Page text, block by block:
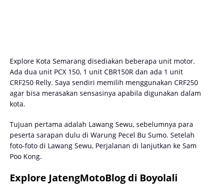
Explore Kota Semarang disediakan beberapa unit motor.
Ada dua unit PCX 150, 1 unit CBR150R dan ada 1 unit
CRF250 Relly. Saya sendiri memilih menggunakan CRF250
agar bisa merasakan sensasinya apabila digunakan dalam
kota.
Tujuan pertama adalah Lawang Sewu, sebelumnya para
peserta sarapan dulu di Warung Pecel Bu Sumo. Setelah
foto-foto di Lawang Sewu, Perjalanan di lanjutkan ke Sam
Poo Kong.
Explore JatengMotoBlog di Boyolali